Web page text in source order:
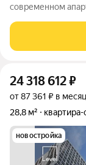
современном
никто не жил;
техникой:
24 318 612₽
от 87 361 ₽ в месяц
28,8 м²
квартира-
новостройка